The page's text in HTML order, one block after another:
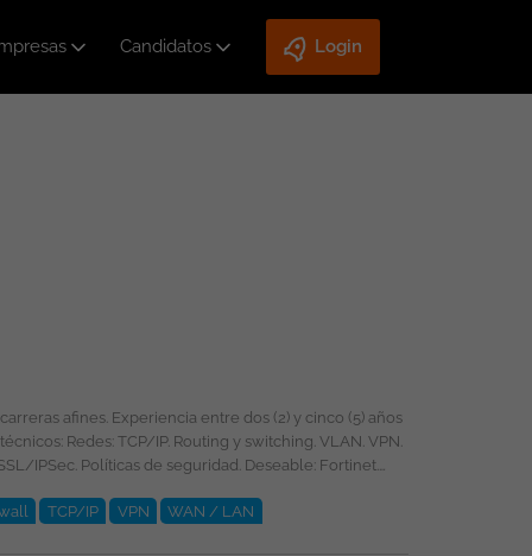
Candidatos Login
TCP/IP VPN
WAN / LAN